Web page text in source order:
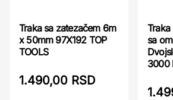
Traka sa zatezačem 6m
x 50mm 97X192 TOP
TOOLS
1.490,00 RSD
Traka
sa
3000